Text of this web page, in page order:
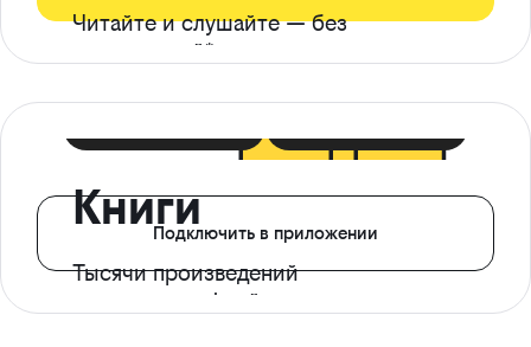
Читайте и слушайте — без
ограничений*
Книги
Тысячи произведений
с доступом офлайн
Подключить в приложении